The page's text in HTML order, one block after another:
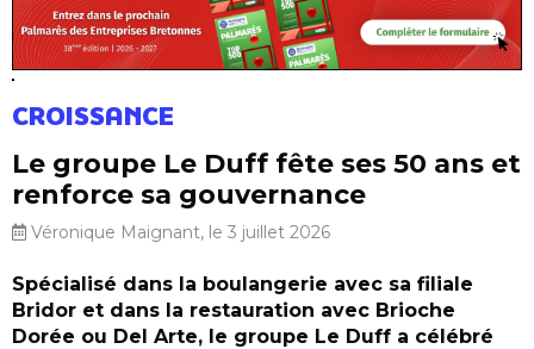
CROISSANCE
Le groupe Le Duff fête ses 50 ans et
renforce sa gouvernance
Véronique Maignant, le 3 juillet 2026
Spécialisé dans la boulangerie avec sa filiale
Bridor et dans la restauration avec Brioche
Dorée ou Del Arte, le groupe Le Duff a célébré